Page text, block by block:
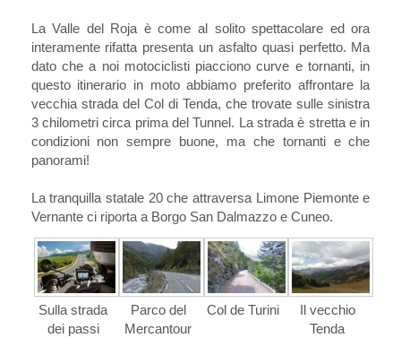
La Valle del Roja è come al solito spettacolare ed ora
interamente rifatta presenta un asfalto quasi perfetto. Ma
dato che a noi motociclisti piacciono curve e tornanti, in
questo itinerario in moto abbiamo preferito affrontare la
vecchia strada del Col di Tenda, che trovate sulle sinistra
3 chilometri circa prima del Tunnel. La strada è stretta e in
condizioni non sempre buone, ma che tornanti e che
panorami!
La tranquilla statale 20 che attraversa Limone Piemonte e
Vernante ci riporta a Borgo San Dalmazzo e Cuneo.
Sulla strada
dei passi
Parco del
Mercantour
Col de Turini
Il vecchio
Tenda